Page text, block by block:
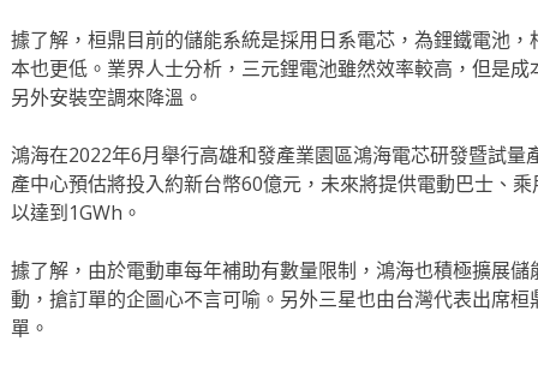
據了解，桓鼎目前的儲能系統是採用日系電芯，為鋰鐵電池
本也更低。業界人士分析，三元鋰電池雖然效率較高，但是
另外安裝空調來降溫。
鴻海在2022年6月舉行高雄和發產業園區鴻海電芯研發暨試量
產中心預估將投入約新台幣60億元，未來將提供電動巴士、
以達到1GWh。
據了解，由於電動車每年補助有數量限制，鴻海也積極擴展
動，搶訂單的企圖心不言可喻。另外三星也由台灣代表出席
單。